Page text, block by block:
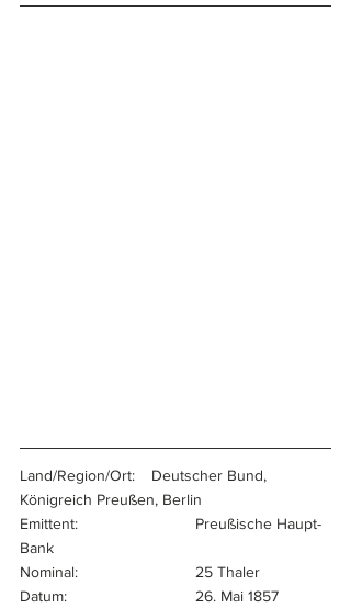
Land/Region/Ort:	Deutscher Bund,
Königreich Preußen, Berlin
Emittent:			Preußische Haupt-
Bank
Nominal:			25 Thaler
Datum:			26. Mai 1857